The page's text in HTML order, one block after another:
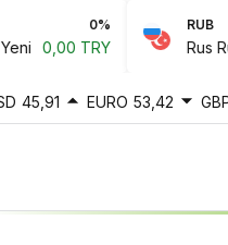
0,00 TRY
RUB
Rus
45,91 EURO 53,42